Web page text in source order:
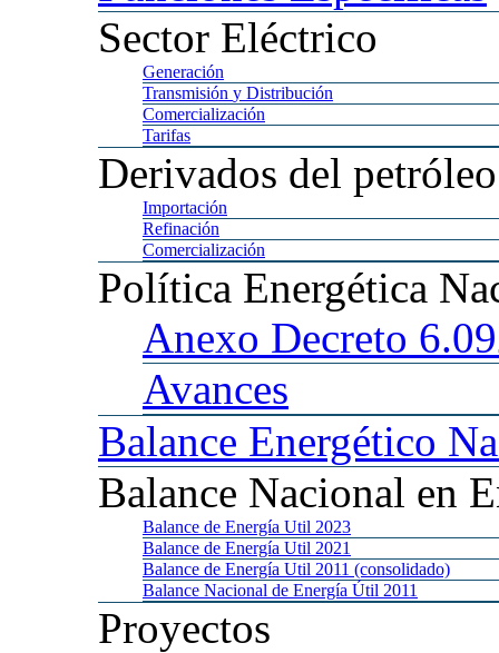
Sector Eléctrico
Generación
Transmisión y Distribución
Comercialización
Tarifas
Derivados del petróleo
Importación
Refinación
Comercialización
Política Energética
Anexo Decreto
Avances
Balance Energético
Balance Nacional en
Balance de Energía Util 2023
Balance de Energía Util 2021
Balance de Energía Util 2011 (consolidado)
Balance Nacional de Energía Útil 2011
Proyectos